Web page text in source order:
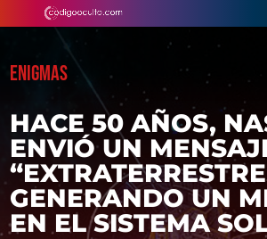
ENIGMAS
HACE 50 AÑOS,
ENVIÓ UN
GENERANDO UN
EN EL SISTEMA